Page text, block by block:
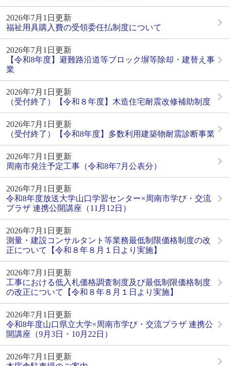
2026年7月1日更新
福祉用具購入費の受領委任払制度について
2026年7月1日更新
【令和8年度】避難路沿道等ブロック塀等除却・建替え事
業
2026年7月1日更新
（受付終了）【令和８年度】木造住宅耐震改修補助制度
2026年7月1日更新
（受付終了）【令和8年度】多数利用建築物耐震診断事業
2026年7月1日更新
周南市発注予定工事（令和8年7月公表分）
2026年7月1日更新
令和8年度放送大学山口学習センター×周南市学び・交流
プラザ 連携公開講座（11月12日）
2026年7月1日更新
測量・建設コンサルタント等業務最低制限価格制度の改
正について【令和８年８月１日より実施】
2026年7月1日更新
工事における低入札価格調査制度及び最低制限価格制度
の改正について【令和８年８月１日より実施】
2026年7月1日更新
令和8年度山口県立大学×周南市学び・交流プラザ 連携公
開講座（9月3日・10月22日）
2026年7月1日更新